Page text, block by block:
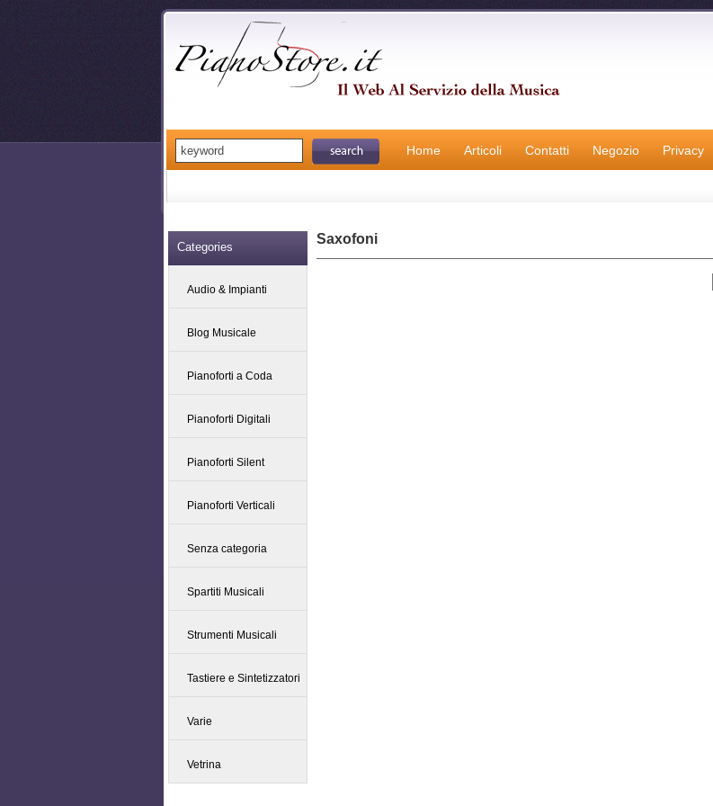
Home Articoli Contatti Negozio Privacy
Categories
Audio & Impianti
Blog Musicale
Pianoforti a Coda
Pianoforti Digitali
Pianoforti Silent
Pianoforti Verticali
Senza categoria
Spartiti Musicali
Strumenti Musicali
Tastiere e Sintetizzatori
Varie
Vetrina
Saxofoni